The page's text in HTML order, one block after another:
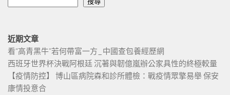
近期文章
看“高青黑牛”若何帶富一方_中國查包養經歷網
西班牙世界杯決戰阿根廷 沉著與韌億嵐辦公家具性的終極較量
【疫情防控】 博山區病院森和診所體檢：戰疫情眾擎易舉 保安
康情投意合